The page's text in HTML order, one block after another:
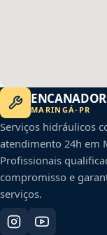
ENCANADOR
MARINGÁ- PR
Serviços hidráulicos
atendimento 24h em
Profissionais
compromisso e
serviços.